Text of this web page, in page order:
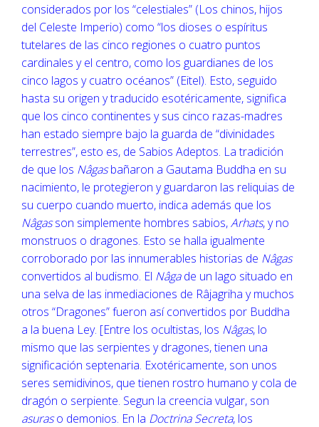
considerados por los “celestiales” (Los chinos, hijos
del Celeste Imperio) como “los dioses o espíritus
tutelares de las cinco regiones o cuatro puntos
cardinales y el centro, como los guardianes de los
cinco lagos y cuatro océanos” (Eitel). Esto, seguido
hasta su origen y traducido esotéricamente, significa
que los cinco continentes y sus cinco razas-madres
han estado siempre bajo la guarda de “divinidades
terrestres”, esto es, de Sabios Adeptos. La tradición
de que los Nâgasbañaron a Gautama Buddha en su
nacimiento, le protegieron y guardaron las reliquias de
su cuerpo cuando muerto, indica además que los
Nâgasson simplemente hombres sabios,Arhats, y no
monstruos o dragones. Esto se halla igualmente
corroborado por las innumerables historias de Nâgas
convertidos al budismo. El Nâgade un lago situado en
una selva de las inmediaciones de Râjagriha y muchos
otros “Dragones” fueron así convertidos por Buddha
a la buena Ley. [Entre los ocultistas, los Nâgas, lo
mismo que las serpientes y dragones, tienen una
significación septenaria. Exotéricamente, son unos
seres semidivinos, que tienen rostro humano y cola de
dragón o serpiente. Segun la creencia vulgar, son
asuraso demonios. En la Doctrina Secreta, los